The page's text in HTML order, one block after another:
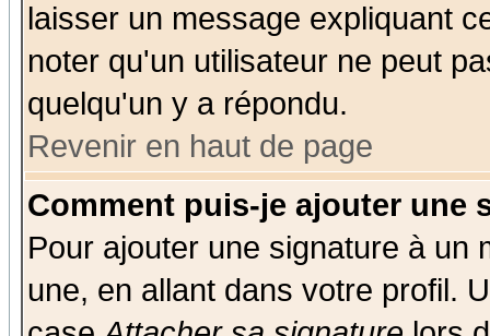
laisser un message expliquant
noter qu'un utilisateur ne peut
quelqu'un y a répondu.
Revenir en haut de page
Comment puis-je ajouter une
Pour ajouter une signature à un
une, en allant dans votre profil.